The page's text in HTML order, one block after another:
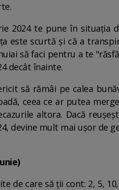
2024 te pune în situația
este scurtă și că a
să faci pentru a te
decât înainte.
să rămâi pe calea
ceea ce ar putea
altora. Dacă
devine mult mai ușor de
de care să ții cont: 2, 5,